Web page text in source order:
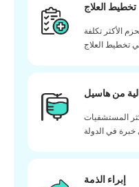
تخطيط العلاج
الأكثر تكلفة
تخطيط العلاج
من هاسيل
المستشفيات
في الدولة
إبراء الذمة